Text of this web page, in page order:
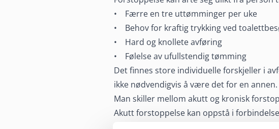
• Færre en tre uttømminger per uke
• Behov for kraftig trykking ved
• Hard og knollete avføring
• Følelse av ufullstendig tømming
Det finnes store individuelle forskjeller i
ikke nødvendigvis å være det for en annen.
Man skiller mellom akutt og kronisk
Akutt forstoppelse kan oppstå i